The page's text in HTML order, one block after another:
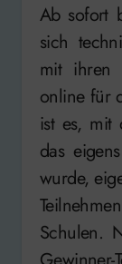
Ab sofort
sich
mit ihren
online für
ist es, mit
das
wurde,
Schulen.